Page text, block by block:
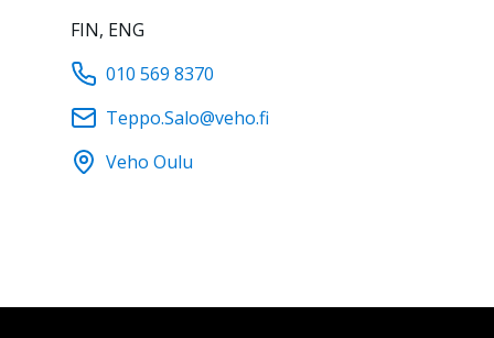
FIN, ENG
010 569 8370
Teppo.Salo@veho.fi
Veho Oulu